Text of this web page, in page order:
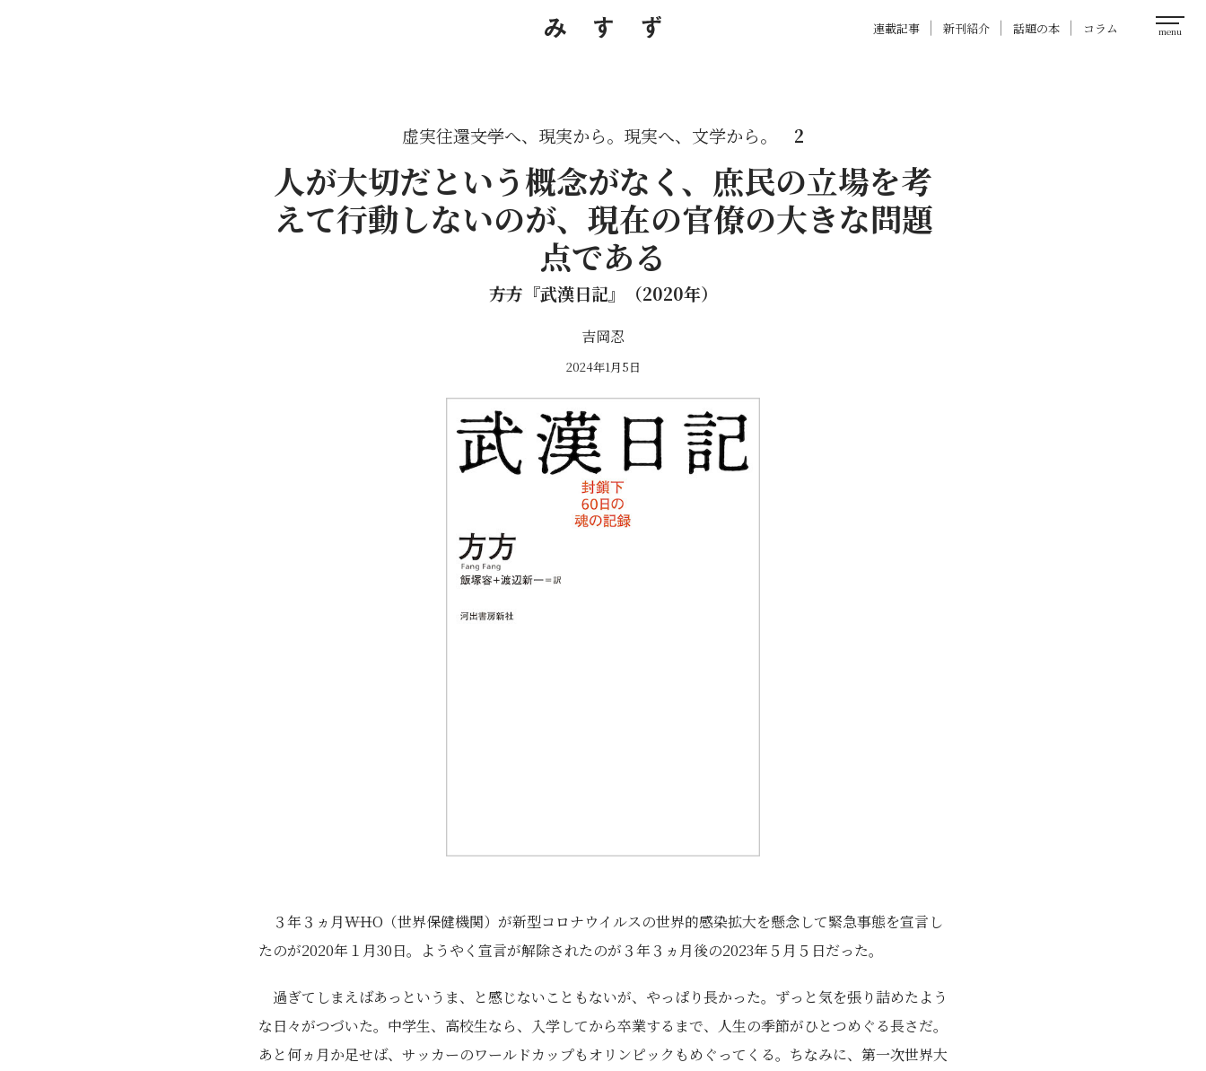
連載記事 新刊紹介 話題の本 コラム
虚実往還――文学へ、現実から。現実へ、文学から。 2
人が大切だという概念がなく、庶民の立場を考
えて行動しないのが、現在の官僚の大きな問題
点である
――方方『武漢日記』（2020年）
吉岡忍
2024年1月5日
３年３ヵ月――WHO（世界保健機関）が新型コロナウイルスの世界的感染拡大を懸念して緊急事態を宣言し
たのが2020年１月30日。ようやく宣言が解除されたのが３年３ヵ月後の2023年５月５日だった。
過ぎてしまえばあっというま、と感じないこともないが、やっぱり長かった。ずっと気を張り詰めたよう
な日々がつづいた。中学生、高校生なら、入学してから卒業するまで、人生の季節がひとつめぐる長さだ。
あと何ヵ月か足せば、サッカーのワールドカップもオリンピックもめぐってくる。ちなみに、第一次世界大